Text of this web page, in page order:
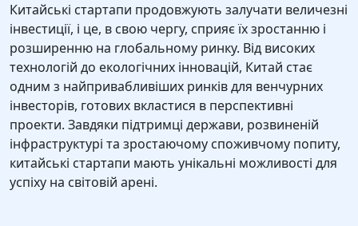
Китайські стартапи продовжують залучати величезні
інвестиції, і це, в свою чергу, сприяє їх зростанню і
розширенню на глобальному ринку. Від високих
технологій до екологічних інновацій, Китай стає
одним з найпривабливіших ринків для венчурних
інвесторів, готових вкластися в перспективні
проекти. Завдяки підтримці держави, розвиненій
інфраструктурі та зростаючому споживчому попиту,
китайські стартапи мають унікальні можливості для
успіху на світовій арені.